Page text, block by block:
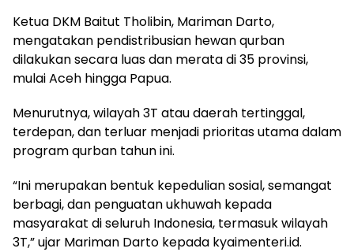
Ketua DKM Baitut Tholibin, Mariman Darto,
mengatakan pendistribusian hewan qurban
dilakukan secara luas dan merata di 35 provinsi,
mulai Aceh hingga Papua.
Menurutnya, wilayah 3T atau daerah tertinggal,
terdepan, dan terluar menjadi prioritas utama dalam
program qurban tahun ini.
“Ini merupakan bentuk kepedulian sosial, semangat
berbagi, dan penguatan ukhuwah kepada
masyarakat di seluruh Indonesia, termasuk wilayah
3T,” ujar Mariman Darto kepada kyaimenteri.id.